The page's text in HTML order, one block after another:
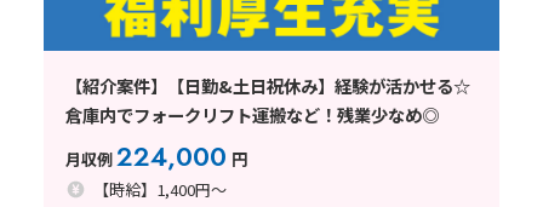
【紹介案件】【日勤&土日祝休み】経験が活かせる☆
倉庫内でフォークリフト運搬など！残業少なめ◎
月収例224,000 円
【時給】1,400円～